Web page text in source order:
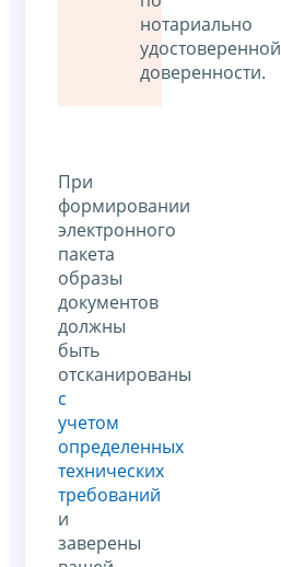
нотариально
удостоверенной
доверенности.
При
формировании
электронного
пакета
образы
документов
должны
быть
отсканированы
с
учетом
определенных
технических
требований
и
заверены